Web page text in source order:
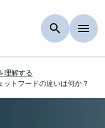
理解する
ットフードの違いは何か？